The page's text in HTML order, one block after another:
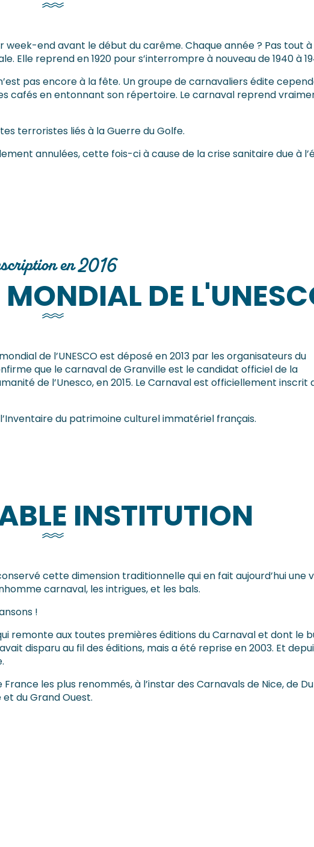
end avant le début du carême. Chaque année ? Pas tout
reprend en 1920 pour s’interrompre à nouveau de 1940 à
pas encore à la fête. Un groupe de carnavaliers édite
cafés en entonnant son répertoire. Le carnaval reprend
terroristes liés à la Guerre du Golfe.
annulées, cette fois-ci à cause de la crise sanitaire due à
en 2016
DE
de l’UNESCO est déposé en 2013 par les organisateurs du
que le carnaval de Granville est le candidat officiel de la
de l’Unesco, en 2015. Le Carnaval est officiellement inscrit
du patrimoine culturel immatériel français.
INSTITUTION
cette dimension traditionnelle qui en fait aujourd’hui une
carnaval, les intrigues, et les bals.
!
remonte aux toutes premières éditions du Carnaval et dont le
disparu au fil des éditions, mais a été reprise en 2003. Et
les plus renommés, à l’instar des Carnavals de Nice, de
du Grand Ouest.